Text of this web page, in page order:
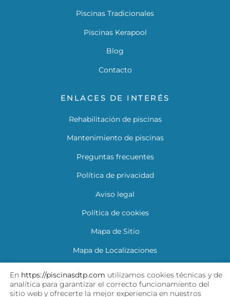
Piscinas Tradicionales
Piscinas Kerapool
Blog
Contacto
ENLACES DE INTERÉS
Rehabilitación de piscinas
Mantenimiento de piscinas
Preguntas frecuentes
Política de privacidad
Aviso legal
Política de cookies
Mapa de Sitio
Mapa de Localizaciones
En https://piscinasdtp.com utilizamos cookies técnicas y de
analítica para garantizar el correcto funcionamiento del
sitio web y ofrecerte la mejor experiencia en nuestros